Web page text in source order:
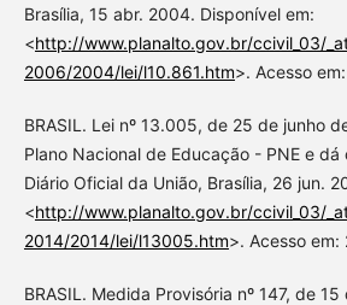
Brasília, 15 abr. 2004. Disponível em:
<http://www.planalto.gov.br/ccivil_03/
2006/2004/lei/l10.861.htm>. Acesso
BRASIL. Lei nº 13.005, de 25 de junho
Plano Nacional de Educação - PNE e
Diário Oficial da União, Brasília, 26 jun.
<http://www.planalto.gov.br/ccivil_03/
2014/2014/lei/l13005.htm>. Acesso em:
BRASIL. Medida Provisória nº 147, de